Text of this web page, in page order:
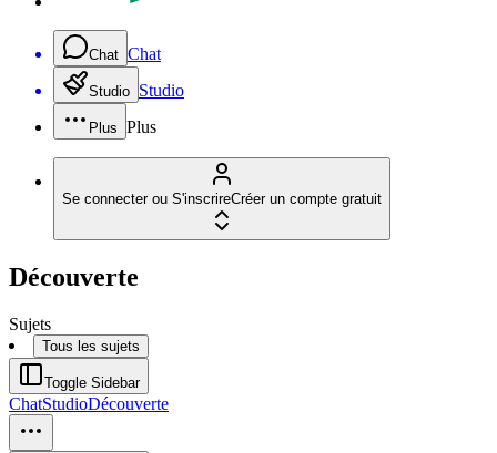
Chat Chat
Studio Studio
Plus Plus
Se connecter ou S'inscrireCréer un compte gratuit
Découverte
Sujets
Tous les sujets
Toggle Sidebar
ChatStudioDécouverte